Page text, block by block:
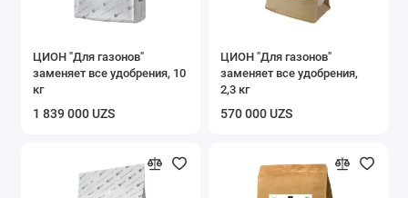
ЦИОН "Для газонов"
заменяет все удобрения, 10
кг
1 839 000 UZS
ЦИОН "Для газонов"
заменяет все удобрения,
2,3 кг
570 000 UZS